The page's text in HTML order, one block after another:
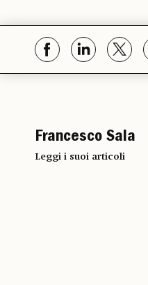
Francesco Sala
Leggi i suoi articoli